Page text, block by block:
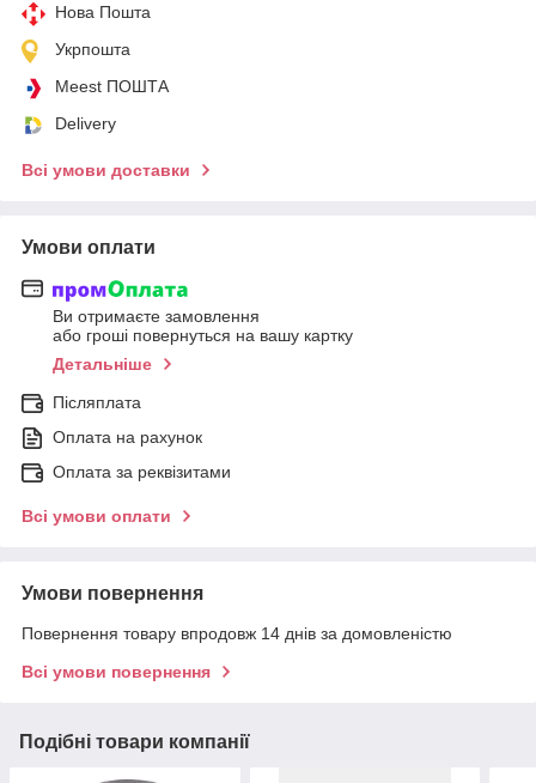
Нова Пошта
Укрпошта
Meest ПОШТА
Delivery
Всі умови доставки
Умови оплати
Ви отримаєте замовлення
або гроші повернуться на вашу картку
Детальніше
Післяплата
Оплата на рахунок
Оплата за реквізитами
Всі умови оплати
Умови повернення
Повернення товару впродовж 14 днів за домовленістю
Всі умови повернення
Подібні товари компанії